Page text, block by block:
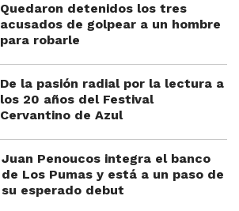
Quedaron detenidos los tres
acusados de golpear a un hombre
para robarle
De la pasión radial por la lectura a
los 20 años del Festival
Cervantino de Azul
Juan Penoucos integra el banco
de Los Pumas y está a un paso de
su esperado debut